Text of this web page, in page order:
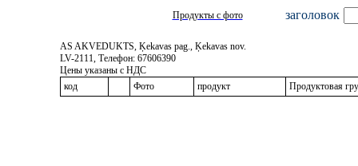
Продукты с фото заголовок
AS AKVEDUKTS, Ķekavas pag., Ķekavas nov.
LV-2111, Телефон: 67606390
Цены указаны с НДС
код
Фото продукт Продуктовая